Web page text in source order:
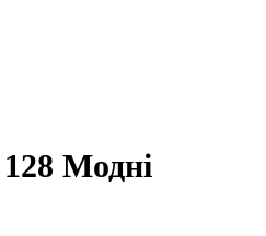
128 Модні